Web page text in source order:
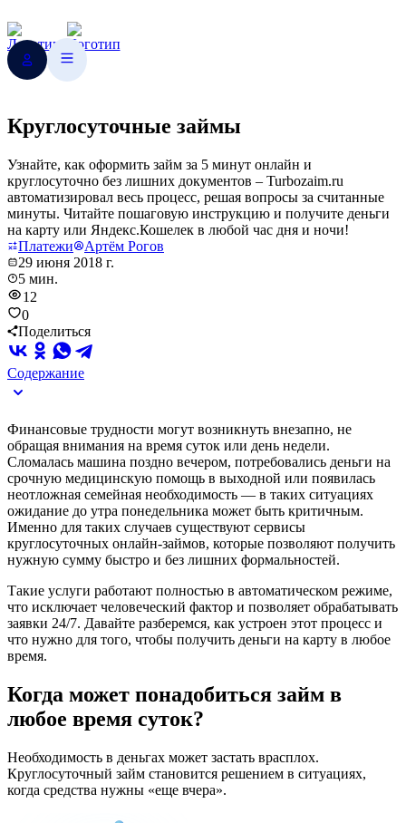
Круглосуточные займы
Узнайте, как оформить займ за 5 минут онлайн и
круглосуточно без лишних документов – Turbozaim.ru
автоматизировал весь процесс, решая вопросы за считанные
минуты. Читайте пошаговую инструкцию и получите деньги
на карту или Яндекс.Кошелек в любой час дня и ночи!
Платежи
Артём Рогов
29 июня 2018 г.
5 мин.
12
0
Поделиться
Содержание
Финансовые трудности могут возникнуть внезапно, не
обращая внимания на время суток или день недели.
Сломалась машина поздно вечером, потребовались деньги на
срочную медицинскую помощь в выходной или появилась
неотложная семейная необходимость — в таких ситуациях
ожидание до утра понедельника может быть критичным.
Именно для таких случаев существуют сервисы
круглосуточных онлайн-займов, которые позволяют получить
нужную сумму быстро и без лишних формальностей.
Такие услуги работают полностью в автоматическом режиме,
что исключает человеческий фактор и позволяет обрабатывать
заявки 24/7. Давайте разберемся, как устроен этот процесс и
что нужно для того, чтобы получить деньги на карту в любое
время.
Когда может понадобиться займ в
любое время суток?
Необходимость в деньгах может застать врасплох.
Круглосуточный займ становится решением в ситуациях,
когда средства нужны «еще вчера».